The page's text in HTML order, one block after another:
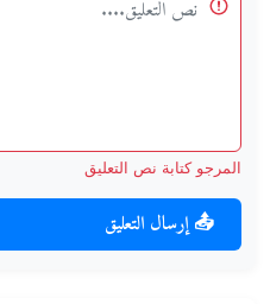
المرجو كتابة نص التعليق
📤 إرسال التعليق